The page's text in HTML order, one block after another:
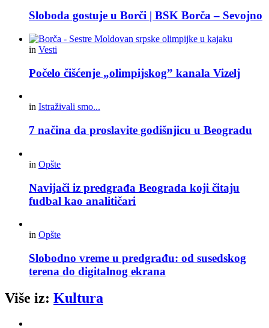
Sloboda gostuje u Borči | BSK Borča – Sevojno
in Vesti
Počelo čišćenje „olimpijskog” kanala Vizelj
in Istraživali smo...
7 načina da proslavite godišnjicu u Beogradu
in Opšte
Navijači iz predgrađa Beograda koji čitaju
fudbal kao analitičari
in Opšte
Slobodno vreme u predgrađu: od susedskog
terena do digitalnog ekrana
Više iz: Kultura